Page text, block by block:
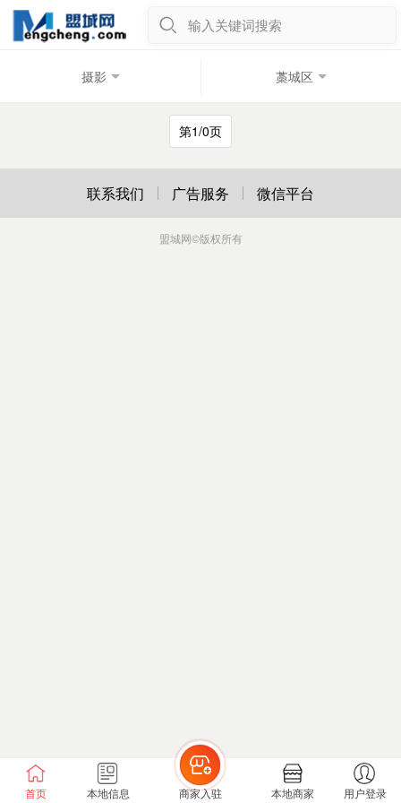
输入关键词搜索
摄影 藁城区
第1/0页
首页 本地信息 商家入驻 本地商家 用户登录
联系我们 广告服务 微信平台
盟城网©版权所有